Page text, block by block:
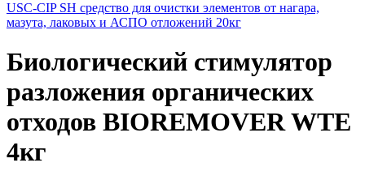
USC-CIP SH средство для очистки элементов от нагара,
мазута, лаковых и АСПО отложений 20кг
Биологический стимулятор
разложения органических
отходов BIOREMOVER WTE
4кг